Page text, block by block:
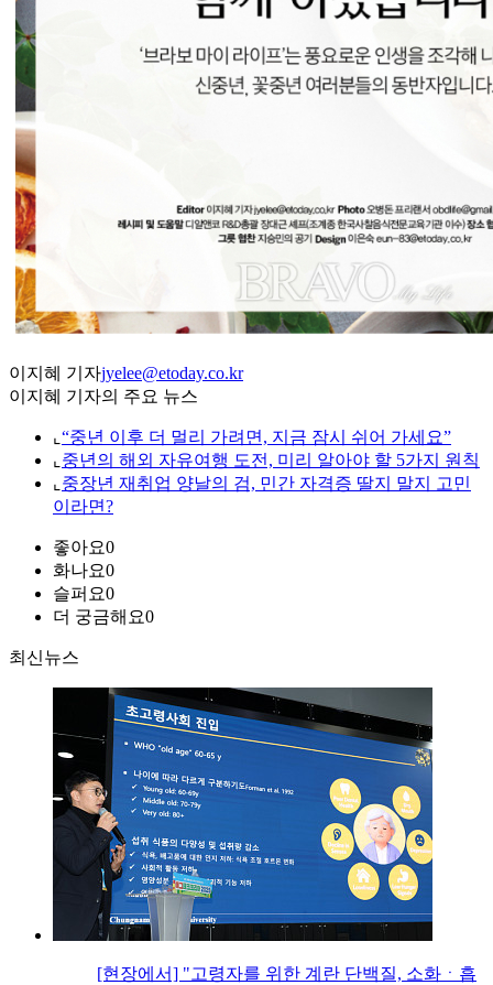
이지혜 기자jyelee@etoday.co.kr
이지혜 기자의 주요 뉴스
⌞ “중년 이후 더 멀리 가려면, 지금 잠시 쉬어 가세요”
⌞ 중년의 해외 자유여행 도전, 미리 알아야 할 5가지 원칙
⌞ 중장년 재취업 양날의 검, 민간 자격증 딸지 말지 고민
이라면?
좋아요0
화나요0
슬퍼요0
더 궁금해요0
최신뉴스
[현장에서] "고령자를 위한 계란 단백질, 소화ㆍ흡